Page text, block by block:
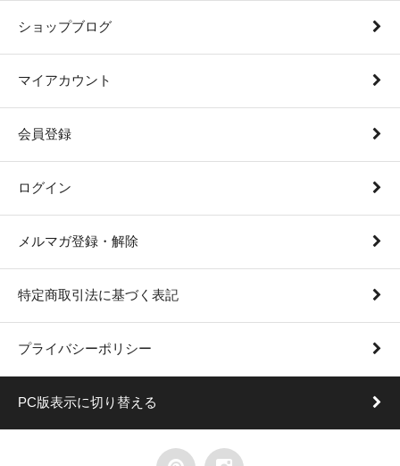
ショップブログ
マイアカウント
会員登録
ログイン
メルマガ登録・解除
特定商取引法に基づく表記
プライバシーポリシー
PC版表示に切り替える